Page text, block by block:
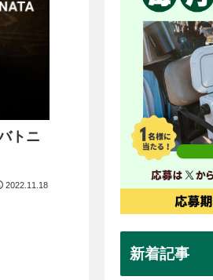
トニ
2022.11.18
新着記事